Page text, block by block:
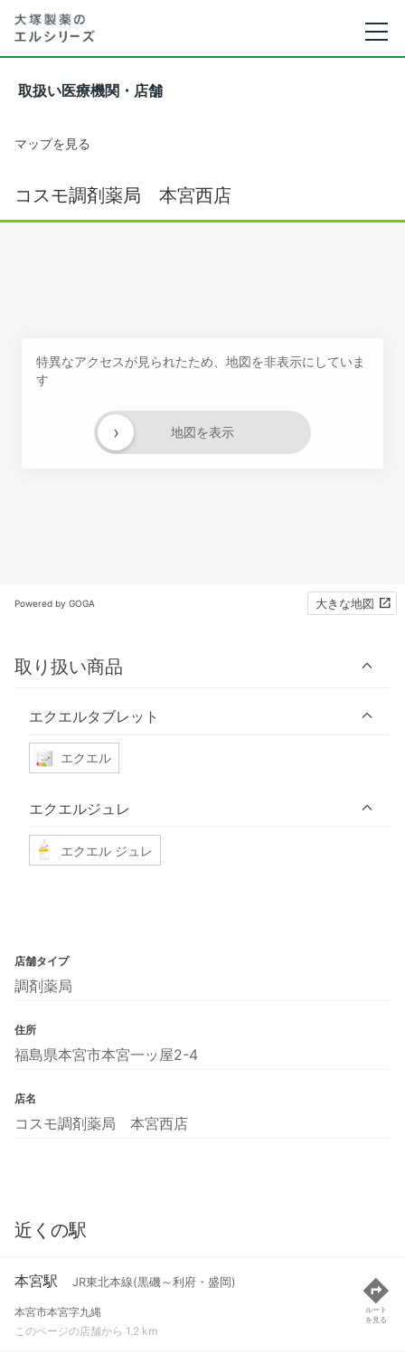
取扱い医療機関・店舗
マップを見る
コスモ調剤薬局 本宮西店
特異なアクセスが見られたため、地図を非表示にしていま
す
地図を表示
›
Powered by GOGA 大きな地図
取り扱い商品
エクエルタブレット
エクエル
エクエルジュレ
エクエル ジュレ
店舗タイプ
調剤薬局
住所
福島県本宮市本宮一ッ屋2-4
店名
コスモ調剤薬局 本宮西店
近くの駅
本宮駅 JR東北本線(黒磯～利府・盛岡)
本宮市本宮字九縄
このページの店舗から 1.2 km
ルート
を見る